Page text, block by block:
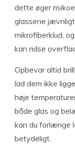
dette øger
glassene
mikrofiberklud,
kan ridse
Opbevar altid
lad dem ikke
høje
både glas og
kan du forlænge
betydeligt.